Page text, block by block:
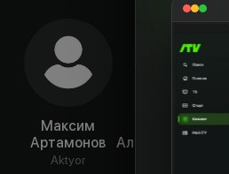
Максим
Артамонов
Aktyor
Екатерина